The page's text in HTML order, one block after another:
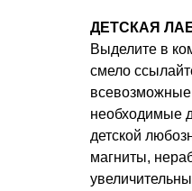
ДЕТСКАЯ
Выделите в
смело
необходимые
детской
магниты,